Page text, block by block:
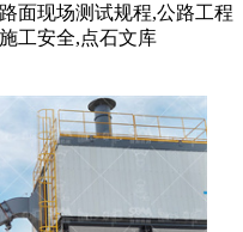
面现场测试规程,公路工程
工安全,点石文库